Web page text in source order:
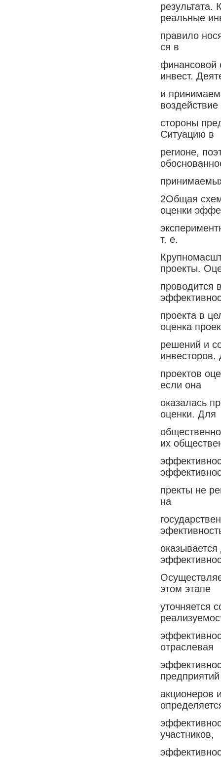
результата.
реальные
правило
ся в
финансовой
инвест.
и
стороны
Ситуацию в
регионе,
2Общая
оценки
т. е.
проекты.
проводится
проекта в
оценка
решений и
проектов
если она
оказалась
оценки. Для
их
пректы не
на
этом этапе
уточняется
отраслевая
акционеров
участников,